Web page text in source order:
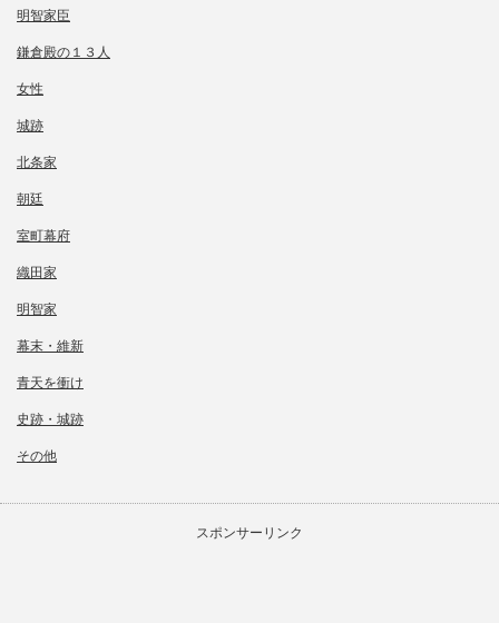
明智家臣
鎌倉殿の１３人
女性
城跡
北条家
朝廷
室町幕府
織田家
明智家
幕末・維新
青天を衝け
史跡・城跡
その他
スポンサーリンク